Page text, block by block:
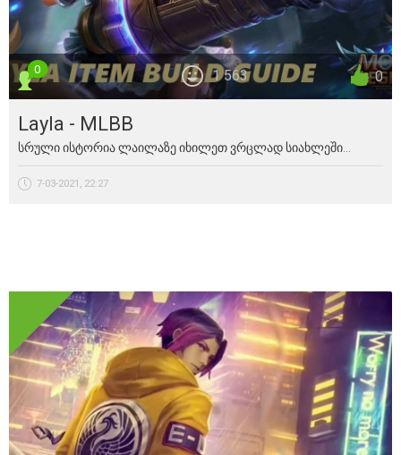
0
1 563
0
Layla - MLBB
სრული ისტორია ლაილაზე იხილეთ ვრცლად სიახლეში...
7-03-2021, 22:27